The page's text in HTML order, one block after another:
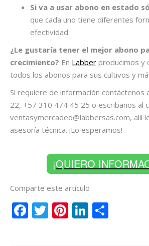
Si va a usar abono en estado
que cada uno tiene diferentes
efectividad.
¿Le gustaría tener el mejor abono
crecimiento? En Labber producimos y
todos los abonos para sus cultivos y
Si requiere de información contáctenos
22, +57 310 474 45 25 o escribanos al
ventasymercadeo@labbersas.com, allí
asesoría técnica. ¡Lo esperamos!
¡QUIERO
Comparte este artículo
Facebook
Twitter
Pinterest
LinkedIn